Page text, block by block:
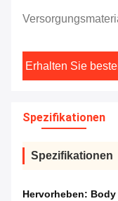
Erhalten Sie
Spezifikationen
Spezifikationen
Hervorheben: